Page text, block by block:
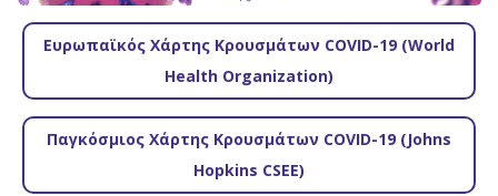
Ευρωπαϊκός Χάρτης Κρουσμάτων COVID-19 (World
Health Organization)
Παγκόσμιος Χάρτης Κρουσμάτων COVID-19 (Johns
Hopkins CSEE)